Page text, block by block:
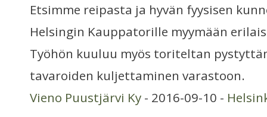
Etsimme reipasta ja hyvän fyysisen
Helsingin Kauppatorille myymään
Työhön kuuluu myös toriteltan
tavaroiden kuljettaminen varastoon.
Vieno Puustjärvi Ky - 2016-09-10 -